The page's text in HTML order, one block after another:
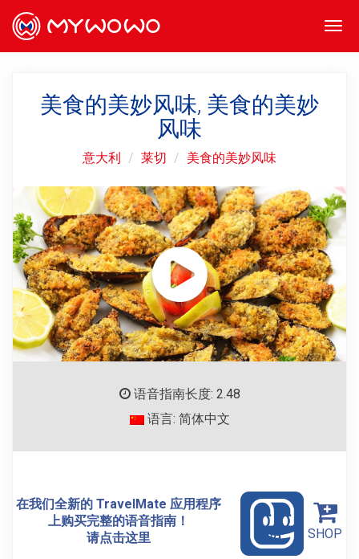
美食的美妙风味, 美食的美妙
风味
意大利 莱切 美食的美妙风味
语音指南长度: 2.48
语言: 简体中文
在我们全新的 TravelMate 应用程序
上购买完整的语音指南！
请点击这里
SHOP